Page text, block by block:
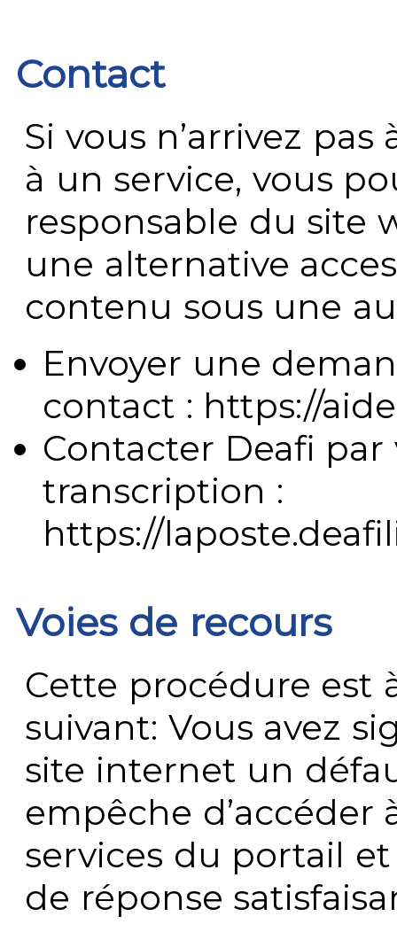
Contact
Si vous n’arrivez
à un service, vous
responsable du site
une alternative
contenu sous une
Envoyer une
contact : https://
Contacter Deafi
transcription :
https://
Voies de recours
Cette procédure est
suivant: Vous avez
site internet un
empêche
services du portail
de réponse